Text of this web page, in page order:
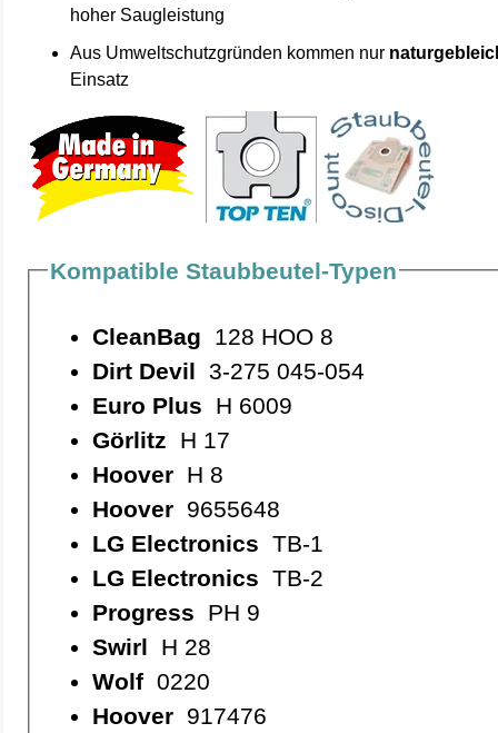
hoher Saugleistung
Aus Umweltschutzgründen kommen nur
Einsatz
Kompatible Staubbeutel-Typen
CleanBag 128 HOO 8
Dirt Devil 3-275 045-054
Euro Plus H 6009
Görlitz H 17
HooverH 8
Hoover9655648
LG Electronics TB-1
LG Electronics TB-2
Progress PH 9
Swirl H 28
Wolf0220
Hoover917476